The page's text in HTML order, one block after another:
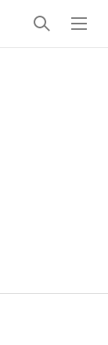
검
색
메
뉴